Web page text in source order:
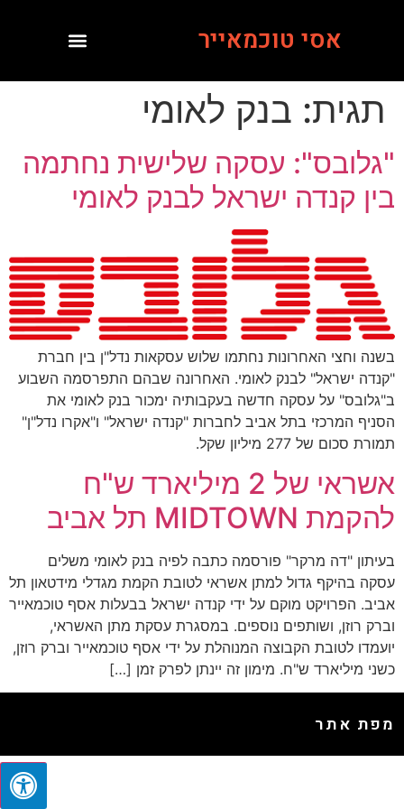
אסי טוכמאייר
תגית: בנק לאומי
"גלובס": עסקה שלישית נחתמה
בין קנדה ישראל לבנק לאומי
בשנה וחצי האחרונות נחתמו שלוש עסקאות נדל"ן בין חברת
"קנדה ישראל" לבנק לאומי. האחרונה שבהם התפרסמה השבוע
ב"גלובס" על עסקה חדשה בעקבותיה ימכור בנק לאומי את
הסניף המרכזי בתל אביב לחברות "קנדה ישראל" ו"אקרו נדל"ן"
תמורת סכום של 277 מיליון שקל.
אשראי של 2 מיליארד ש"ח
להקמת MIDTOWN תל אביב
בעיתון "דה מרקר" פורסמה כתבה לפיה בנק לאומי משלים
עסקה בהיקף גדול למתן אשראי לטובת הקמת מגדלי מידטאון תל
אביב. הפרויקט מוקם על ידי קנדה ישראל בבעלות אסף טוכמאייר
וברק רוזן, ושותפים נוספים. במסגרת עסקת מתן האשראי,
יועמדו לטובת הקבוצה המנוהלת על ידי אסף טוכמאייר וברק רוזן,
כשני מיליארד ש"ח. מימון זה יינתן לפרק זמן […]
מפת אתר